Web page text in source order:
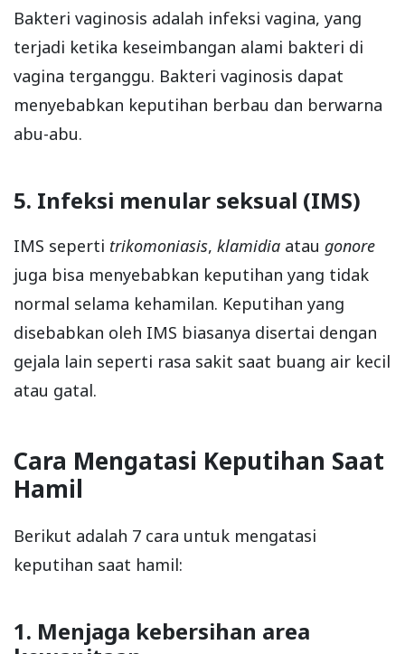
Bakteri vaginosis adalah infeksi vagina, yang
terjadi ketika keseimbangan alami bakteri di
vagina terganggu. Bakteri vaginosis dapat
menyebabkan keputihan berbau dan berwarna
abu-abu.
5. Infeksi menular seksual (IMS)
IMS seperti trikomoniasis, klamidia atau gonore
juga bisa menyebabkan keputihan yang tidak
normal selama kehamilan. Keputihan yang
disebabkan oleh IMS biasanya disertai dengan
gejala lain seperti rasa sakit saat buang air kecil
atau gatal.
Cara Mengatasi Keputihan Saat
Hamil
Berikut adalah 7 cara untuk mengatasi
keputihan saat hamil:
1. Menjaga kebersihan area